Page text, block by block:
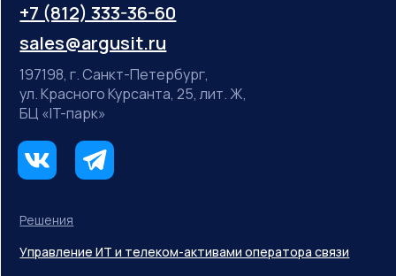
Решения
Управление ИТ и телеком-активами оператора связи
+7 (812) 333-36-60
sales@argusit.ru
197198, г. Санкт-Петербург,
ул. Красного Курсанта, 25, лит. Ж,
БЦ «IT-парк»